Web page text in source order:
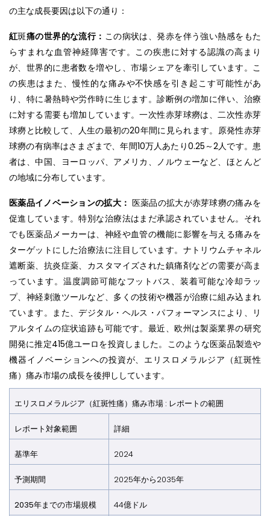
の主な成長要因は以下の通り：
紅斑痛の世界的な流行： この病状は、発赤を伴う強い熱感をもた
らすまれな血管神経障害です。この疾患に対する認識の高まり
が、世界的に患者数を増やし、市場シェアを牽引しています。こ
の疾患はまた、慢性的な痛みや不快感を引き起こす可能性があ
り、特に暑熱時や労作時に生じます。診断例の増加に伴い、治療
に対する需要も増加しています。一次性赤芽球癆は、二次性赤芽
球癆と比較して、人生の最初の20年間に見られます。原発性赤芽
球癆の有病率はさまざまで、年間10万人あたり0.25～2人です。患
者は、中国、ヨーロッパ、アメリカ、ノルウェーなど、ほとんど
の地域に分布しています。
医薬品イノベーションの拡大： 医薬品の拡大が赤芽球癆の痛みを
促進しています。特別な治療法はまだ承認されていません。それ
でも医薬品メーカーは、神経や血管の機能に影響を与える痛みを
ターゲットにした治療法に注目しています。ナトリウムチャネル
遮断薬、抗炎症薬、カスタマイズされた鎮痛剤などの需要が高ま
っています。温度調節可能なフットバス、装着可能な冷却ラッ
プ、神経刺激ツールなど、多くの技術や機器が治療に組み込まれ
ています。また、デジタル・ヘルス・パフォーマンスにより、リ
アルタイムの症状追跡も可能です。最近、欧州は製薬業界の研究
開発に推定415億ユーロを投資しました。このような医薬品製造や
機器イノベーションへの投資が、エリスロメラルジア（紅斑性
痛）痛み市場の成長を後押ししています。
エリスロメラルジア（紅斑性痛）痛み市場 : レポートの範囲
レポート対象範囲 詳細
基準年 2024
予測期間 2025年から2035年
2035年までの市場規模 44億ドル